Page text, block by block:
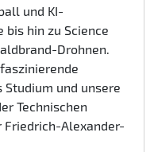
und KI-
bis hin zu Science
Drohnen.
Studium und unsere
Technischen
Friedrich-Alexander-